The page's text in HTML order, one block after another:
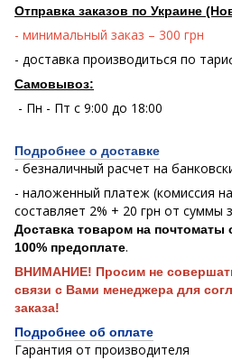
Отправка заказов по Украине
- минимальный заказ – 300 грн
- доставка производиться по
Самовывоз:
- Пн - Пт с 9:00 до 18:00
Подробнее о доставке
- безналичный расчет на
- наложенный платеж (комиссия
составляет 2% + 20 грн от суммы
Доставка товаром на почтоматы
100% предоплате.
ВНИМАНИЕ! Просим не
связи с Вами менеджера для
заказа!
Подробнее об оплате
Гарантия от производителя